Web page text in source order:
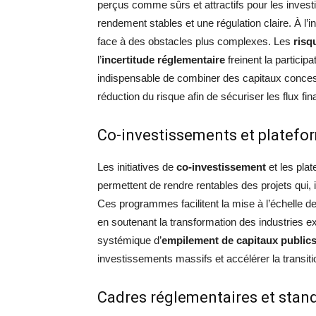
perçus comme sûrs et attractifs pour les
rendement stables et une régulation claire. À
face à des obstacles plus complexes. Les
l’incertitude réglementaire freinent la
indispensable de combiner des capitaux
réduction du risque afin de sécuriser les flux
Co-investissements et
Les initiatives de co-investissement et les
permettent de rendre rentables des projets
Ces programmes facilitent la mise à l’échelle
en soutenant la transformation des industries
systémique d’empilement de capitaux
investissements massifs et accélérer la
Cadres réglementaires et